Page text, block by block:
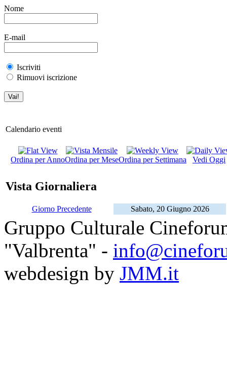
Nome
E-mail
Iscriviti
Rimuovi iscrizione
Calendario eventi
Ordina per AnnoOrdina per MeseOrdina per Settimana Vedi Oggi
Vista Giornaliera
Giorno Precedente Sabato, 20 Giugno 2026
Gruppo Culturale
"Valbrenta" -
webdesign by JMM.it